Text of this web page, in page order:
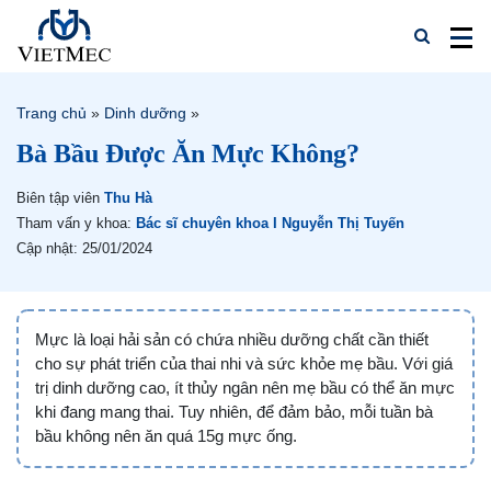
Trang chủ » Dinh dưỡng »
Bà Bầu Được Ăn Mực Không?
Biên tập viên Thu Hà
Tham vấn y khoa: Bác sĩ chuyên khoa I Nguyễn Thị Tuyến
Cập nhật: 25/01/2024
Mực là loại hải sản có chứa nhiều dưỡng chất cần thiết
cho sự phát triển của thai nhi và sức khỏe mẹ bầu. Với giá
trị dinh dưỡng cao, ít thủy ngân nên mẹ bầu có thể ăn mực
khi đang mang thai. Tuy nhiên, để đảm bảo, mỗi tuần bà
bầu không nên ăn quá 15g mực ống.